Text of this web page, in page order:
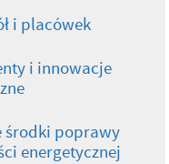
i placówek
i innowacje
środki poprawy
energetycznej